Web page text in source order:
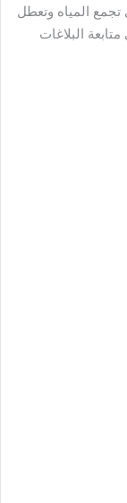
تجمع المياه وتعطل
البلاغات